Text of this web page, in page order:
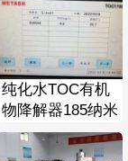
纯化水TOC有机
物降解器185纳米
双波段紫外线有
机碳去除器装置